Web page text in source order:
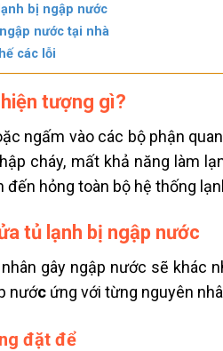
bị ngập nước
nước tại nhà
các lỗi
tượng gì?
ngấm vào các bộ phận
cháy, mất khả năng làm
đến hỏng toàn bộ hệ thống
tủ lạnh bị ngập nước
gây ngập nước sẽ khác
nướcứng với từng nguyên
đặt để